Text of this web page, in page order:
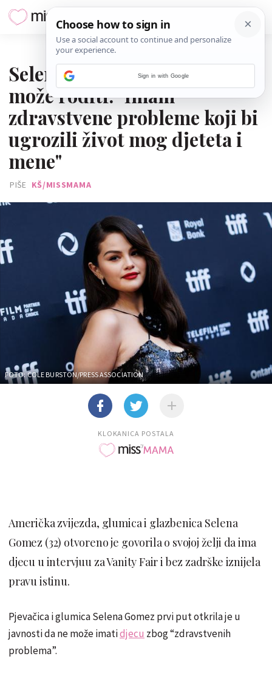
Selena Gomez otkrila da ne
može roditi: "Imam
zdravstvene probleme koji bi
ugrozili život mog djeteta i
mene"
PIŠE KŠ/MISSMAMA
FOTO: COLE BURSTON/PRESS ASSOCIATION
KLOKANICA POSTALA
Američka zvijezda, glumica i glazbenica Selena
Gomez (32) otvoreno je govorila o svojoj želji da ima
djecu u intervjuu za Vanity Fair i bez zadrške iznijela
pravu istinu.
Pjevačica i glumica Selena Gomez prvi put otkrila je u
javnosti da ne može imatidjecu zbog “zdravstvenih
problema”.
Sign in with Google